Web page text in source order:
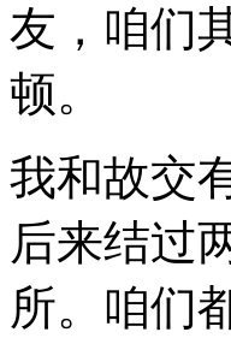
友，咱们
顿。
我和故交
后来结过
所。咱们